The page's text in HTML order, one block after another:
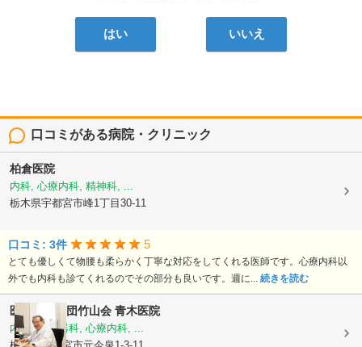
はい いいえ
口コミがある病院・クリニック
柏倉医院
内科, 心療内科, 精神科, ...
栃木県宇都宮市峰1丁目30-11
口コミ: 3件 5
とても優しくて物腰も柔らかく丁寧な対応をしてくれる医師です。心療内科以
外でも内科も診てくれるのでその部分も良いです。週に... 続きを読む
医療法人社団竹山会 青木医院
内科, 消化器科, 心療内科, ...